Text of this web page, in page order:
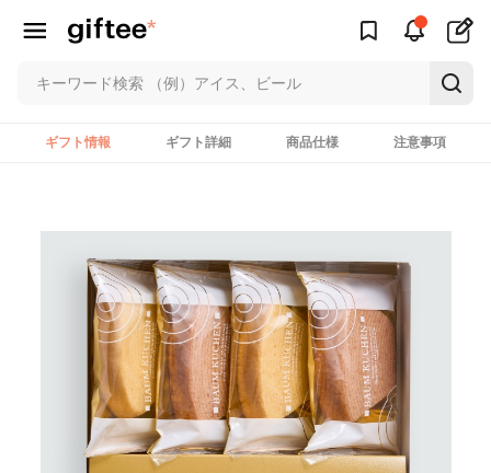
ギフト情報 ギフト詳細 商品仕様 注意事項